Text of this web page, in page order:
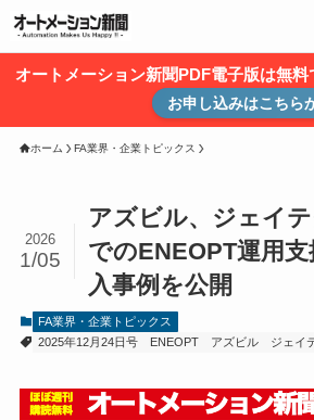
オートメーション新聞PDF電子版は無
お申し込みはこちら
ホーム FA業界・企業トピックス
アズビル、ジェイ
でのENEOPT運用
入事例を公開
2026
1/05
FA業界・企業トピックス
2025年12月24日号
ENEOPT アズビル ジェイ